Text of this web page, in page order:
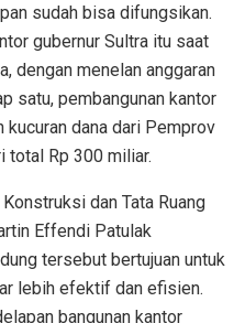
sudah bisa difungsikan.
gubernur Sultra itu saat
dengan menelan anggaran
satu, pembangunan kantor
kucuran dana dari Pemprov
total Rp 300 miliar.
dan Tata Ruang
Effendi Patulak
tersebut bertujuan untuk
lebih efektif dan efisien.
bangunan kantor